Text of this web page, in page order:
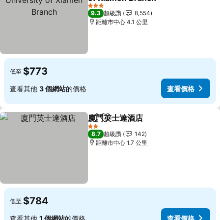
3 星級
9.3 超級讚
8,554
距離市中心 4.1 公里
低至 $773
查看其他 3 個網站的價格 查看價格
分享 加入我的最愛
廈門英士達酒店
2 星級
8.7 超級讚
142
距離市中心 1.7 公里
低至 $784
查看其他 1 個網站的價格 查看價格